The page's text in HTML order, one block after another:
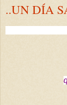
..UN DÍA